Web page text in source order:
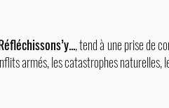
, tend à une prise de
armés, les catastrophes naturelles,